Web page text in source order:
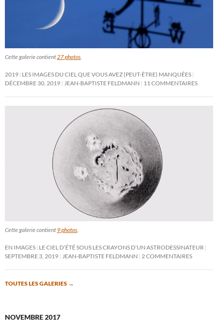
Cette galerie contient 27 photos
2019 : LES IMAGES DU CIEL QUE VOUS AVEZ (PEUT-ÊTRE) MANQUÉES
DÉCEMBRE 30, 2019
JEAN-BAPTISTE FELDMANN 11 COMMENTAIRES
Cette galerie contient 9 photos
EN IMAGES : LE CIEL D’ÉTÉ SOUS LES CRAYONS D’UN ASTRODESSINATEUR
SEPTEMBRE 3, 2019
JEAN-BAPTISTE FELDMANN 2 COMMENTAIRES
TOUTES LES GALERIES →
NOVEMBRE 2017